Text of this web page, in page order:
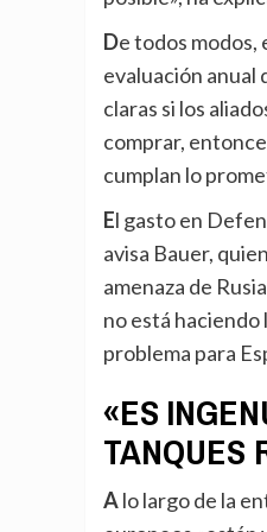
De todos modos, el máximo responsable militar de la OTAN hasta enero de 2025 insiste en que la
evaluación anual
claras si los
comprar,
cumplan lo
El gasto en Defensa de un aliado tiene repercusiones en la defensa de todos los miembros de la OTAN,
avisa Bauer,
amenaza de
no está
problema para
«ES
TANQUES
A lo largo de la entrevista con Agencias, el almirante neerlandés retirado incide en que los países